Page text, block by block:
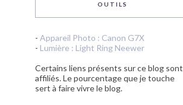
OUTILS
- Appareil Photo : Canon G7X
- Lumière : Light Ring Neewer
Certains liens présents sur ce blog sont
affiliés. Le pourcentage que je touche
sert à faire vivre le blog.